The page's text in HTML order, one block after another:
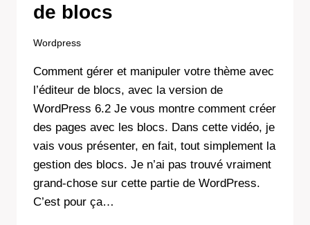
de blocs
Wordpress
Comment gérer et manipuler votre thème avec
l’éditeur de blocs, avec la version de
WordPress 6.2 Je vous montre comment créer
des pages avec les blocs. Dans cette vidéo, je
vais vous présenter, en fait, tout simplement la
gestion des blocs. Je n’ai pas trouvé vraiment
grand-chose sur cette partie de WordPress.
C’est pour ça…